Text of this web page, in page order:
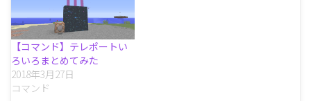
【コマンド】テレポートい
ろいろまとめてみた
2018年3月27日
コマンド